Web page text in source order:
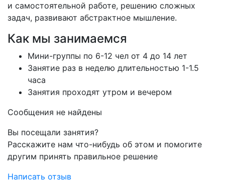
и самостоятельной работе, решению сложных
задач, развивают абстрактное мышление.
Как мы занимаемся
Мини-группы по 6-12 чел от 4 до 14 лет
Занятие раз в неделю длительностью 1-1.5
часа
Занятия проходят утром и вечером
Сообщения не найдены
Вы посещали занятия?
Расскажите нам что-нибудь об этом и помогите
другим принять правильное решение
Написать отзыв